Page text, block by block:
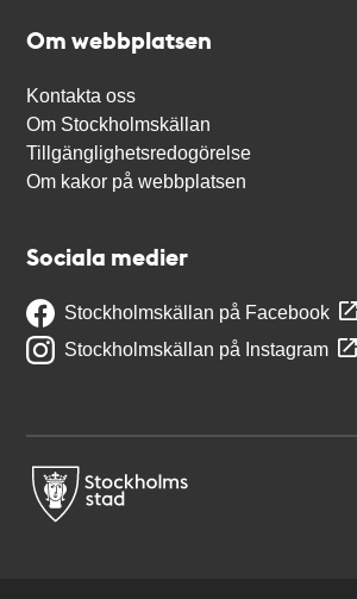
Om webbplatsen
Kontakta oss
Om Stockholmskällan
Tillgänglighetsredogörelse
Om kakor på webbplatsen
Sociala medier
Stockholmskällan på Facebook
Stockholmskällan på Instagram